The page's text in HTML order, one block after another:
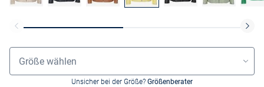
Größenauswahl
Größe wählen
Unsicher bei der Größe? Größenberater